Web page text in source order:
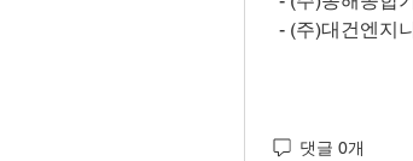
- (주)대건엔지
댓글 0개